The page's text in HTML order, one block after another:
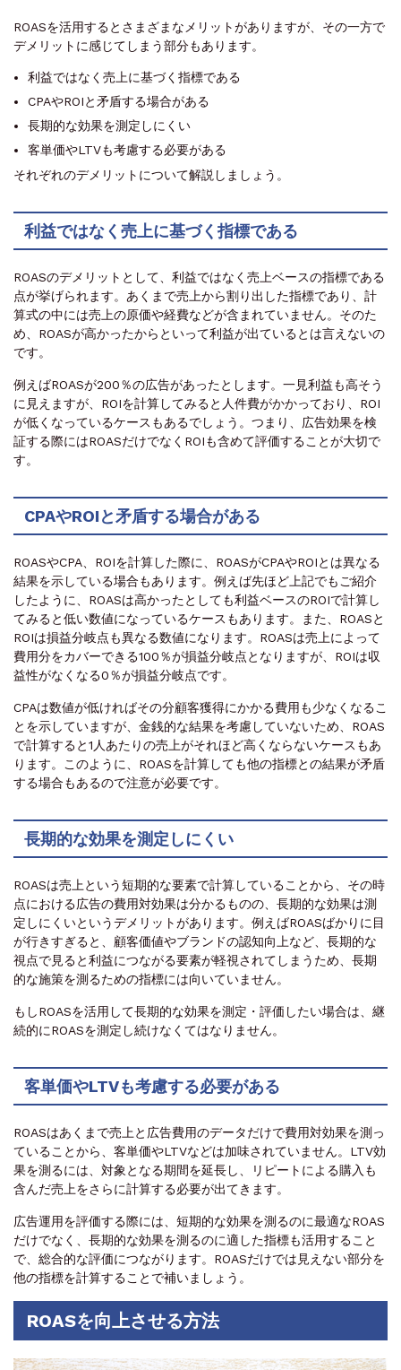
ROASを活用するとさまざまなメリットがありますが、その一方で
デメリットに感じてしまう部分もあります。
利益ではなく売上に基づく指標である
CPAやROIと矛盾する場合がある
長期的な効果を測定しにくい
客単価やLTVも考慮する必要がある
それぞれのデメリットについて解説しましょう。
利益ではなく売上に基づく指標である
ROASのデメリットとして、利益ではなく売上ベースの指標である
点が挙げられます。あくまで売上から割り出した指標であり、計
算式の中には売上の原価や経費などが含まれていません。そのた
め、ROASが高かったからといって利益が出ているとは言えないの
です。
例えばROASが200％の広告があったとします。一見利益も高そう
に見えますが、ROIを計算してみると人件費がかかっており、ROI
が低くなっているケースもあるでしょう。つまり、広告効果を検
証する際にはROASだけでなくROIも含めて評価することが大切で
す。
CPAやROIと矛盾する場合がある
ROASやCPA、ROIを計算した際に、ROASがCPAやROIとは異なる
結果を示している場合もあります。例えば先ほど上記でもご紹介
したように、ROASは高かったとしても利益ベースのROIで計算し
てみると低い数値になっているケースもあります。また、ROASと
ROIは損益分岐点も異なる数値になります。ROASは売上によって
費用分をカバーできる100％が損益分岐点となりますが、ROIは収
益性がなくなる0％が損益分岐点です。
CPAは数値が低ければその分顧客獲得にかかる費用も少なくなるこ
とを示していますが、金銭的な結果を考慮していないため、ROAS
で計算すると1人あたりの売上がそれほど高くならないケースもあ
ります。このように、ROASを計算しても他の指標との結果が矛盾
する場合もあるので注意が必要です。
長期的な効果を測定しにくい
ROASは売上という短期的な要素で計算していることから、その時
点における広告の費用対効果は分かるものの、長期的な効果は測
定しにくいというデメリットがあります。例えばROASばかりに目
が行きすぎると、顧客価値やブランドの認知向上など、長期的な
視点で見ると利益につながる要素が軽視されてしまうため、長期
的な施策を測るための指標には向いていません。
もしROASを活用して長期的な効果を測定・評価したい場合は、継
続的にROASを測定し続けなくてはなりません。
客単価やLTVも考慮する必要がある
ROASはあくまで売上と広告費用のデータだけで費用対効果を測っ
ていることから、客単価やLTVなどは加味されていません。LTV効
果を測るには、対象となる期間を延長し、リピートによる購入も
含んだ売上をさらに計算する必要が出てきます。
広告運用を評価する際には、短期的な効果を測るのに最適なROAS
だけでなく、長期的な効果を測るのに適した指標も活用すること
で、総合的な評価につながります。ROASだけでは見えない部分を
他の指標を計算することで補いましょう。
ROASを向上させる方法